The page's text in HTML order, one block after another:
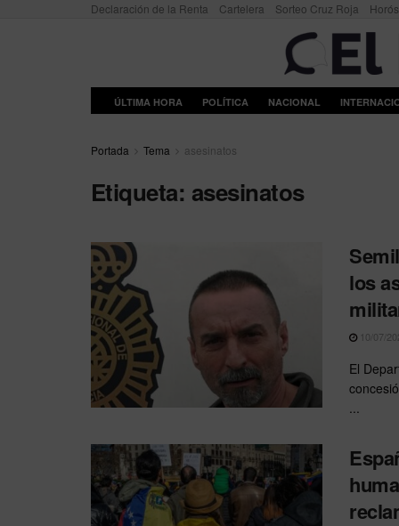
Declaración de la Renta Cartelera Sorteo Cruz Roja
ÚLTIMA HORA POLÍTICA NACIONAL
Portada Tema asesinatos
Etiqueta: asesinatos
los
10/07/
El
...